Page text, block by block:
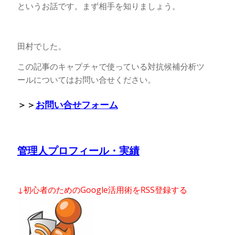
というお話です。まず相手を知りましょう。
田村でした。
この記事のキャプチャで使っている対抗候補分析ツ
ールについてはお問い合せください。
＞＞お問い合せフォーム
管理人プロフィール・実績
↓初心者のためのGoogle活用術をRSS登録する